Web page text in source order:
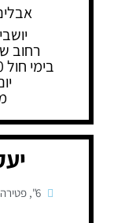
רחוב שחראי 24,
בימי חול 10:00-14:00, 16:00-20:00.
יום
6"
,פטירה